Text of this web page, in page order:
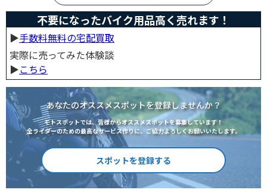
不要になったバイク用品高く売れます！
▶︎手数料無料の宅配買取
実際に売ってみた体験談
▶︎こちら
あなたのオススメスポットを登録しませんか？
モトスポットでは、皆様からオススメスポットを募集しています！
全ライダーのための最高なサービス作りに、ご協力よろしくお願いいたします。
スポットを登録する